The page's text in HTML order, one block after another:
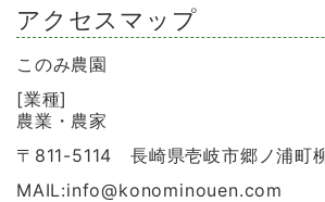
アクセスマップ
このみ農園
[業種]
農業・農家
〒811-5114 長崎県壱岐市郷ノ浦町
MAIL:info@konominouen.com